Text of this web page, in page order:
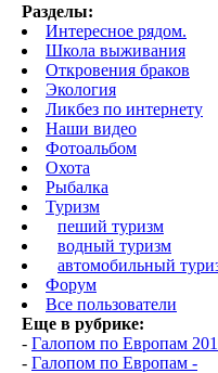
Разделы:
Интересное рядом.
Школа выживания
Откровения браков
Экология
Ликбез по интернету
Наши видео
Фотоальбом
Охота
Pыбалка
Туризм
пеший туризм
водный туризм
автомобильный
Форум
Все пользователи
Еще в рубрике:
- Галопом по Европам
- Галопом по Европам -